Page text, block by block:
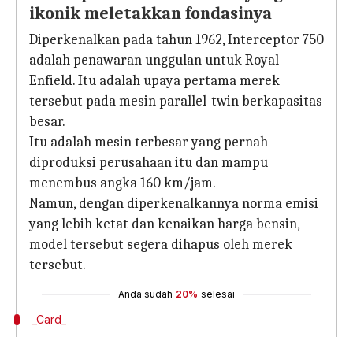
ikonik meletakkan fondasinya
Diperkenalkan pada tahun 1962, Interceptor 750
adalah penawaran unggulan untuk Royal
Enfield. Itu adalah upaya pertama merek
tersebut pada mesin parallel-twin berkapasitas
besar.
Itu adalah mesin terbesar yang pernah
diproduksi perusahaan itu dan mampu
menembus angka 160 km/jam.
Namun, dengan diperkenalkannya norma emisi
yang lebih ketat dan kenaikan harga bensin,
model tersebut segera dihapus oleh merek
tersebut.
Anda sudah 20% selesai
_Card_